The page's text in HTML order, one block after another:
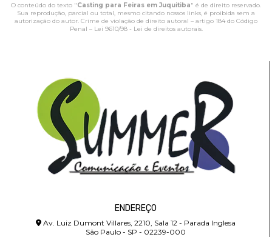
O conteúdo do texto "Casting para Feiras em Juquitiba" é de direito reservado.
Sua reprodução, parcial ou total, mesmo citando nossos links, é proibida sem a
autorização do autor. Crime de violação de direito autoral – artigo 184 do Código
Penal – Lei 9610/98 - Lei de direitos autorais.
ENDEREÇO
Av. Luiz Dumont Villares, 2210, Sala 12 - Parada Inglesa
São Paulo - SP - 02239-000